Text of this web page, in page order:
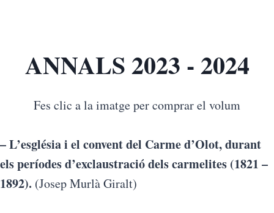
ANNALS 2023 - 2024
Fes clic a la imatge per comprar el volum
– L’església i el convent del Carme d’Olot, durant
els períodes d’exclaustració dels carmelites (1821 –
1892). (Josep Murlà Giralt)